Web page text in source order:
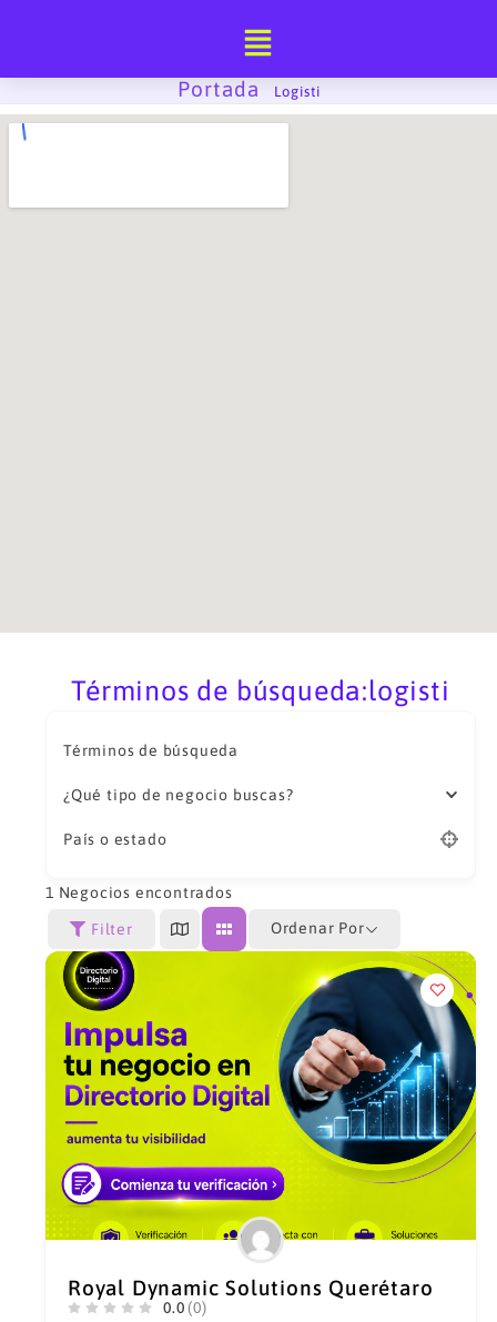
Portada
Logisti
Términos de búsqueda:logisti
Términos de búsqueda
¿Qué tipo de negocio buscas?
País o estado
1 Negocios encontrados
Filter Ordenar Por
Royal Dynamic Solutions Querétaro
0.0 (0)